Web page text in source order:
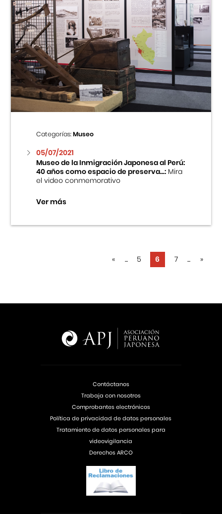
Categorías:Museo
05/07/2021
Museo de la Inmigración Japonesa al Perú:
40 años como espacio de preserva...:Mira
el video conmemorativo
Ver más
« ... 5 6 7 ... »
Contáctanos
Trabaja con nosotros
Comprobantes electrónicos
Política de privacidad de datos personales
Tratamiento de datos personales para
videovigilancia
Derechos ARCO